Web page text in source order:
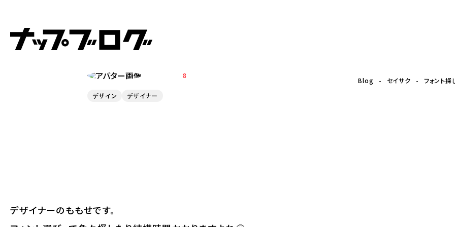
Blog セイサク フォント探
フォント探しに役立つサイト10選！
8
デザイン デザイナー
デザイナーのももせです。